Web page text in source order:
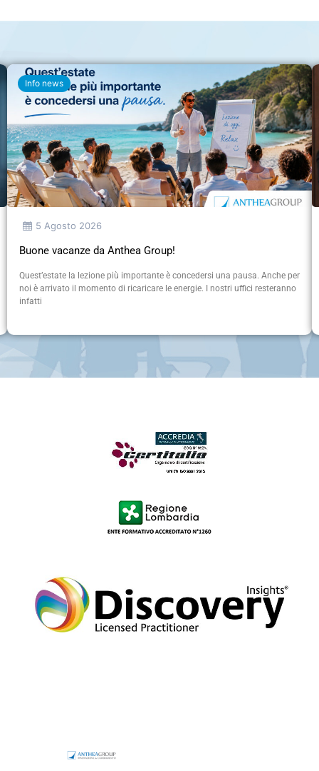
Info news
5 Agosto 2026
Buone vacanze da Anthea Group!
Quest’estate la lezione più importante è concedersi una pausa. Anche per
noi è arrivato il momento di ricaricare le energie. I nostri uffici resteranno
infatti